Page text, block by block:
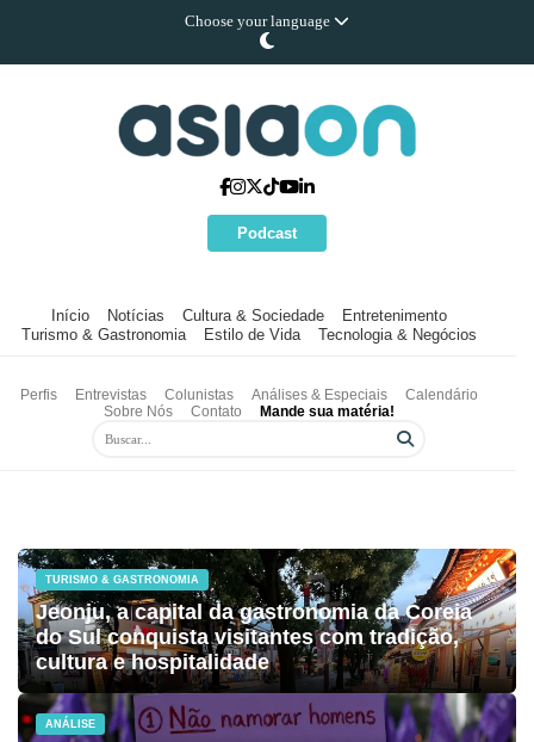
Choose your language
Podcast
Início Notícias Cultura & Sociedade
Entretenimento
Turismo & Gastronomia
Estilo de Vida Tecnologia & Negócios
Perfis Entrevistas Colunistas Análises & Especiais
Calendário
Sobre Nós
Contato Mande sua matéria!
TURISMO & GASTRONOMIA
Jeonju, a capital da gastronomia da Coreia
do Sul conquista visitantes com tradição,
cultura e hospitalidade
ANÁLISE